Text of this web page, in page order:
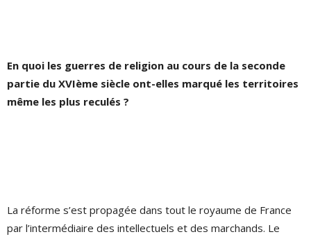
En quoi les guerres de religion au cours de la seconde
partie du XVIème siècle ont-elles marqué les territoires
même les plus reculés ?
La réforme s’est propagée dans tout le royaume de France
par l’intermédiaire des intellectuels et des marchands. Le